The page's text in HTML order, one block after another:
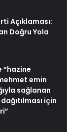
Açıklaması:
Doğru Yola
“hazine
emin
sağlanan
için